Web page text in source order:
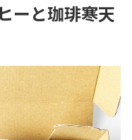
ーと珈琲寒天